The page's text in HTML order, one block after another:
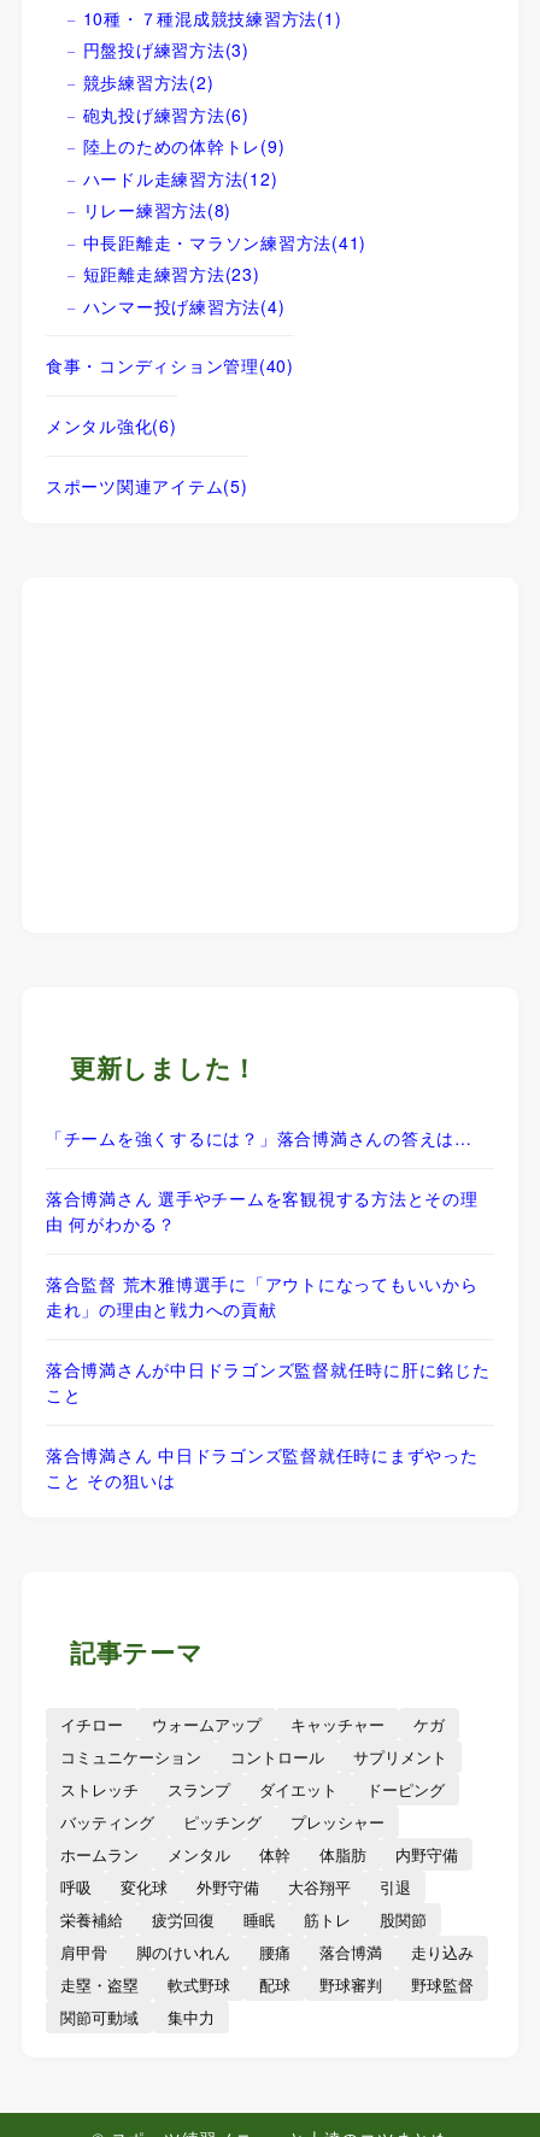
10種・７種混成競技練習方法(1)
円盤投げ練習方法(3)
競歩練習方法(2)
砲丸投げ練習方法(6)
陸上のための体幹トレ(9)
ハードル走練習方法(12)
リレー練習方法(8)
中長距離走・マラソン練習方法(41)
短距離走練習方法(23)
ハンマー投げ練習方法(4)
食事・コンディション管理(40)
メンタル強化(6)
スポーツ関連アイテム(5)
更新しました！
「チームを強くするには？」落合博満さんの答えは…
落合博満さん 選手やチームを客観視する方法とその理
由 何がわかる？
落合監督 荒木雅博選手に「アウトになってもいいから
走れ」の理由と戦力への貢献
落合博満さんが中日ドラゴンズ監督就任時に肝に銘じた
こと
落合博満さん 中日ドラゴンズ監督就任時にまずやった
こと その狙いは
記事テーマ
イチロー ウォームアップ キャッチャー
ケガ
コミュニケーション
コントロール
サプリメント
ストレッチ
スランプ ダイエット
ドーピング
バッティング
ピッチング
プレッシャー
ホームラン
メンタル 体幹 体脂肪
内野守備
呼吸
変化球 外野守備 大谷翔平
引退
栄養補給
疲労回復 睡眠 筋トレ
股関節
肩甲骨
脚のけいれん 腰痛 落合博満
走り込み
走塁・盗塁
軟式野球 配球 野球審判
野球監督
関節可動域
集中力